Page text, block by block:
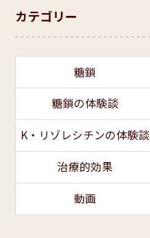
カテゴリー
糖鎖
糖鎖の体験談
K・リゾレシチンの体験談
治療的効果
動画